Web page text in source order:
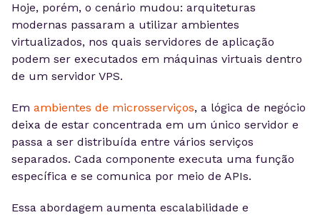
Hoje, porém, o cenário mudou: arquiteturas
modernas passaram a utilizar ambientes
virtualizados, nos quais servidores de aplicação
podem ser executados em máquinas virtuais dentro
de um servidor VPS.
Em ambientes de microsserviços, a lógica de negócio
deixa de estar concentrada em um único servidor e
passa a ser distribuída entre vários serviços
separados. Cada componente executa uma função
específica e se comunica por meio de APIs.
Essa abordagem aumenta escalabilidade e